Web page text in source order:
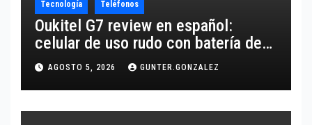
Tecnología Teléfonos
Oukitel G7 review en español:
celular de uso rudo con batería de
10,600 mAh
AGOSTO 5, 2026 GUNTER.GONZALEZ